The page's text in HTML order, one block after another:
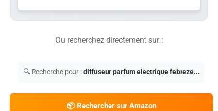
Ou recherchez directement sur :
🔍 Recherche pour :diffuseur parfum electrique febreze...
📦 Rechercher sur Amazon